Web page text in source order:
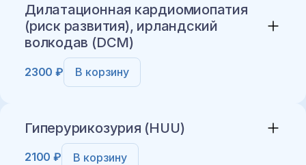
Добавить в корзину
Дилатационная кардиомиопатия
(риск развития), ирландский
волкодав (DCM)
2300 ₽ В корзину
Гиперурикозурия (HUU)
2100 ₽ В корзину